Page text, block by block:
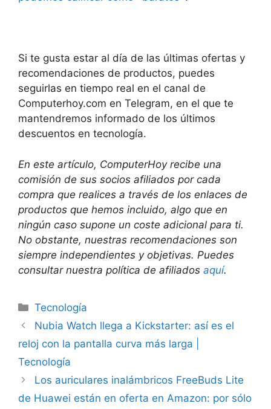
Si te gusta estar al día de las últimas ofertas y
recomendaciones de productos, puedes
seguirlas en tiempo real en el canal de
Computerhoy.com en Telegram, en el que te
mantendremos informado de los últimos
descuentos en tecnología.
En este artículo, ComputerHoy recibe una
comisión de sus socios afiliados por cada
compra que realices a través de los enlaces de
productos que hemos incluido, algo que en
ningún caso supone un coste adicional para ti.
No obstante, nuestras recomendaciones son
siempre independientes y objetivas. Puedes
consultar nuestra política de afiliados aquí.
Categorías
Tecnología
Nubia Watch llega a Kickstarter: así es el
reloj con la pantalla curva más larga |
Tecnología
Los auriculares inalámbricos FreeBuds Lite
de Huawei están en oferta en Amazon: por sólo